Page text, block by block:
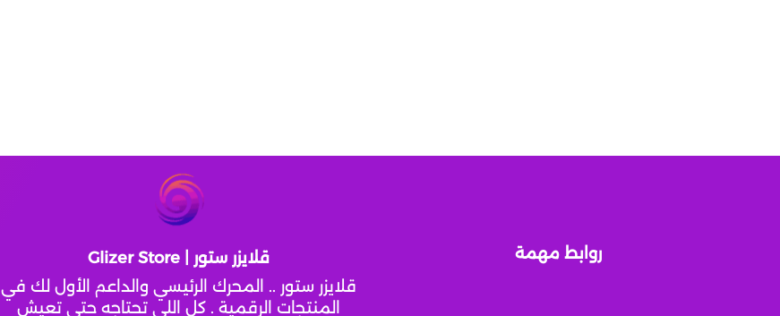
قلايزر ستور | Glizer Store
قلايزر ستور .. المحرك الرئيسي والداعم الأول لك في
المنتجات الرقمية . كل اللي تحتاجه حتى تعيش
روابط مهمة